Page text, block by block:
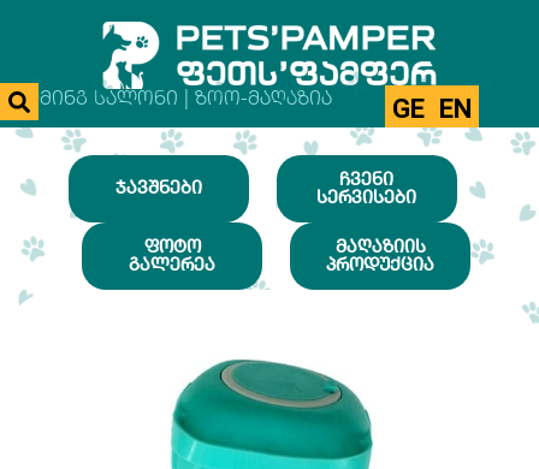
ᲒᲠᲣᲛᲘᲜᲒ ᲡᲐᲚᲝᲜᲘ | ᲖᲝᲝ-ᲛᲐᲦᲐᲖᲘᲐ GE EN
ᲯᲐᲕᲨᲜᲔᲑᲘ
ᲩᲕᲔᲜᲘ
ᲡᲔᲠᲕᲘᲡᲔᲑᲘ
ᲤᲝᲢᲝ
ᲒᲐᲚᲔᲠᲔᲐ
ᲛᲐᲦᲐᲖᲘᲘᲡ
ᲞᲠᲝᲓᲣᲥᲪᲘᲐ